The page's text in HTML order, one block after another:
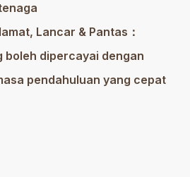
Lancar & Pantas：
boleh dipercayai dengan
pendahuluan yang cepat